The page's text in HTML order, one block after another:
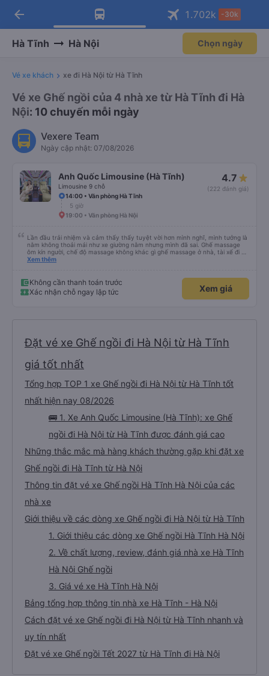
Tải app Vexere ngay!
Nhận ưu đãi thành viên độc
Mở app
Tải app Vexere
-30k/ghế khi đặt vé máy bay qua
Mở app
arrow_back 1.702k -30k
Hà Tĩnh Hà Nội Chọn ngày
Vé xe khách xe đi Hà Nội từ Hà Tĩnh
Vé xe Ghế ngồi của 4 nhà xe từ Hà Tĩnh đi Hà
Nội: 10 chuyến mỗi ngày
Vexere Team
Ngày cập nhật: 07/08/2026
Anh Quốc Limousine (Hà Tĩnh)
Limousine 9 chỗ
4.7
(222 đánh giá)
14:00 • Văn phòng Hà Tĩnh
5 giờ
19:00 • Văn phòng Hà Nội
Lần đầu trải nhiệm và cảm thấy thấy tuyệt vời hơn mình nghĩ, mình tưởng là
nằm không thoải mái như xe giường nằm nhưng mình đã sai. Ghế massage
ôm kín người, chế độ massage không khác gì ghế massage ở nhà, tài xế đi an
toàn cẩn thận nên dù ngồi ghế cuối mà mình cũng không thấy say xe. Đúng
Xem thêm
Không cần thanh toán trước
Xác nhận chỗ ngay lập tức
Xem giá
Đặt vé xe Ghế ngồi đi Hà Nội từ Hà Tĩnh
giá tốt nhất
Tổng hợp TOP 1 xe Ghế ngồi đi Hà Nội từ Hà Tĩnh tốt
nhất hiện nay 08/2026
🚌 1. Xe Anh Quốc Limousine (Hà Tĩnh): xe Ghế
ngồi đi Hà Nội từ Hà Tĩnh được đánh giá cao
Những thắc mắc mà hàng khách thường gặp khi đặt xe
Ghế ngồi đi Hà Tĩnh từ Hà Nội
Thông tin đặt vé xe Ghế ngồi Hà Tĩnh Hà Nội của các
nhà xe
Giới thiệu về các dòng xe Ghế ngồi đi Hà Nội từ Hà Tĩnh
1. Giới thiệu các dòng xe Ghế ngồi Hà Tĩnh Hà Nội
2. Về chất lượng, review, đánh giá nhà xe Hà Tĩnh
Hà Nội Ghế ngồi
3. Giá vé xe Hà Tĩnh Hà Nội
Bảng tổng hợp thông tin nhà xe Hà Tĩnh - Hà Nội
Cách đặt vé xe Ghế ngồi đi Hà Nội từ Hà Tĩnh nhanh và
uy tín nhất
Đặt vé xe Ghế ngồi Tết 2027 từ Hà Tĩnh đi Hà Nội